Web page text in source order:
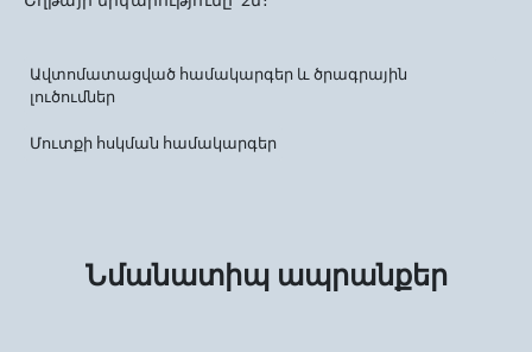
Ավտոմատացված համակարգեր և ծրագրային
լուծումներ
Մուտքի հսկման համակարգեր
Նմանատիպ ապրանքեր